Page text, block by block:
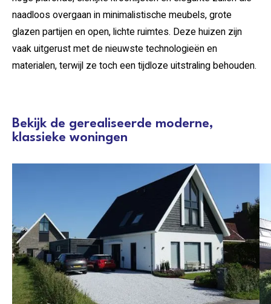
naadloos overgaan in minimalistische meubels, grote
glazen partijen en open, lichte ruimtes. Deze huizen zijn
vaak uitgerust met de nieuwste technologieën en
materialen, terwijl ze toch een tijdloze uitstraling behouden.
Bekijk de gerealiseerde moderne,
klassieke woningen